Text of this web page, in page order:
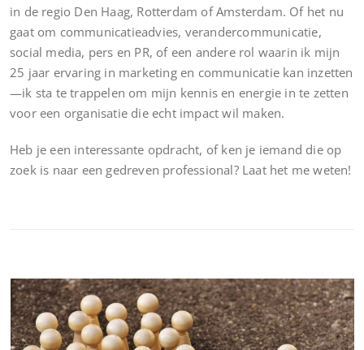
in de regio Den Haag, Rotterdam of Amsterdam. Of het nu
gaat om communicatieadvies, verandercommunicatie,
social media, pers en PR, of een andere rol waarin ik mijn
25 jaar ervaring in marketing en communicatie kan inzetten
—ik sta te trappelen om mijn kennis en energie in te zetten
voor een organisatie die echt impact wil maken.
Heb je een interessante opdracht, of ken je iemand die op
zoek is naar een gedreven professional? Laat het me weten!